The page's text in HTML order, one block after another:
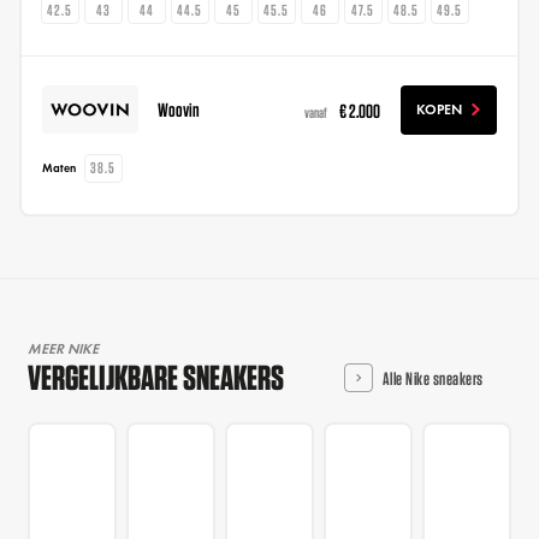
42.5 43 44 44.5 45 45.5 46 47.5 48.5 49.5
Woovin vanaf € 2.000 KOPEN
Maten 38.5
MEER NIKE
VERGELIJKBARE SNEAKERS Alle Nike sneakers